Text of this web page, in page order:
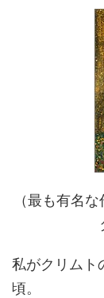
（最も有名な
私がクリムト
頃。